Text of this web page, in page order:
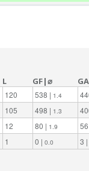
L GF|⌀
120 538 | 1.4
105 498 | 1.3
12 80 | 1.9
1 0 | 0.0 3 |